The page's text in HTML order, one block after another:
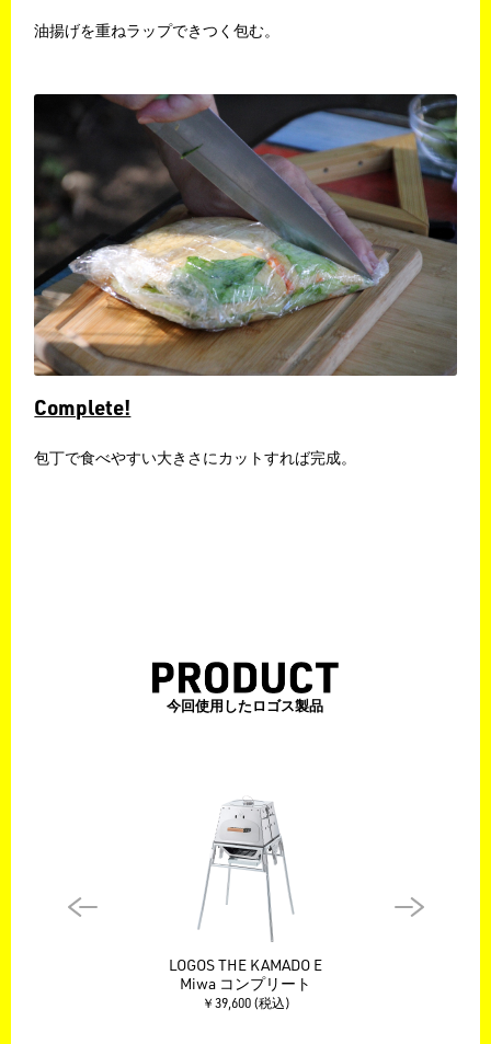
油揚げを重ねラップできつく包む。
Complete!
包丁で食べやすい大きさにカットすれば完成。
今回使用したロゴス製品
LOGOS THE KAMADO E
Miwa コンプリート
￥39,600 (税込)